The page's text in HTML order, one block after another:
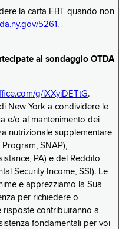
la carta EBT quando non
5261 .
al sondaggio OTDA
g/iXXyiDETtG.
New York a condividere le
e/o al mantenimento dei
nutrizionale supplementare
SNAP),
PA) e del Reddito
Security Income, SSI). Le
e apprezziamo la Sua
per richiedere o
risposte contribuiranno a
fondamentali per voi